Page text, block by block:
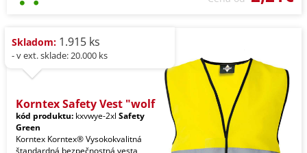
Skladom: 1.915 ks
- v ext. sklade: 20.000 ks
Korntex Safety Vest "wolf
kód produktu: kxvwye-2xl Safety
Green
Korntex Korntex® Vysokokvalitná
štandardná bezpečnostná vesta